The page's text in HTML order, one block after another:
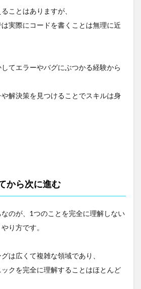
ことはありますが、
実際にコードを書くことは無理に近
てエラーやバグにぶつかる経験から
解決策を見つけることでスキルは身
から次に進む
のが、1つのことを完全に理解しない
り方です。
は広くて複雑な領域であり、
クを完全に理解することはほとんど